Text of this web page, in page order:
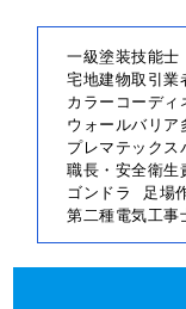
一級塗装技能士
宅地建物取引業
カラーコーディ
ウォールバリア
プレマテック
職長・安全衛生
ゴンドラ
足場
第二種電気工事